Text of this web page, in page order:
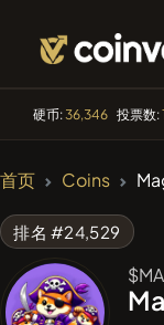
硬币:36,346 投票数:
首页 Coins
排名 #24,529